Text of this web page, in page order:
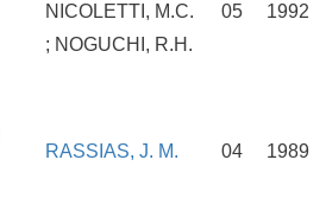
NICOLETTI, M.C.
; NOGUCHI, R.H.
05 1992
RASSIAS, J. M. 04 1989